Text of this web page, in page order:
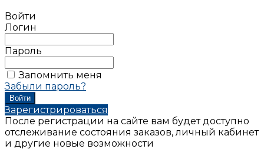
Войти
Логин
Пароль
Запомнить меня
Забыли пароль?
Зарегистрироваться
После регистрации на сайте вам будет доступно
отслеживание состояния заказов, личный кабинет
и другие новые возможности